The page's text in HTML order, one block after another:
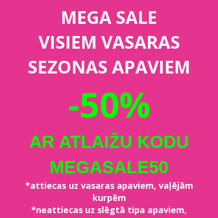
MEGA SALE
VISIEM VASARAS
SEZONAS APAVIEM
-50%
AR ATLAIŽU KODU
MEGASALE50
*attiecas uz vasaras apaviem, vaļējām
kurpēm
*neattiecas uz slēgtā tipa apaviem,